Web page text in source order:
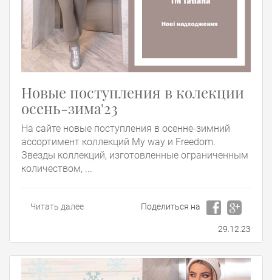
Новые поступления в колекции
осень-зима'23
На сайте новые поступления в осенне-зимний
ассортимент коллекций My way и Freedom.
Звезды коллекций, изготовленные ограниченным
количеством, ...
Читать далее Поделиться на
29.12.23